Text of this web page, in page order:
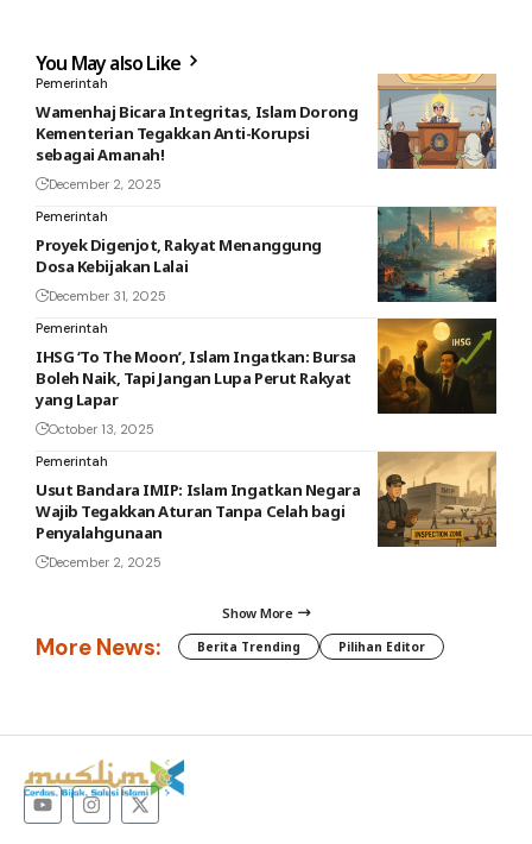
You May also Like
Pemerintah
Wamenhaj Bicara Integritas, Islam Dorong
Kementerian Tegakkan Anti-Korupsi
sebagai Amanah!
December 2, 2025
Pemerintah
Proyek Digenjot, Rakyat Menanggung
Dosa Kebijakan Lalai
December 31, 2025
Pemerintah
IHSG ‘To The Moon’, Islam Ingatkan: Bursa
Boleh Naik, Tapi Jangan Lupa Perut Rakyat
yang Lapar
October 13, 2025
Pemerintah
Usut Bandara IMIP: Islam Ingatkan Negara
Wajib Tegakkan Aturan Tanpa Celah bagi
Penyalahgunaan
December 2, 2025
Show More
More News: Berita Trending Pilihan Editor